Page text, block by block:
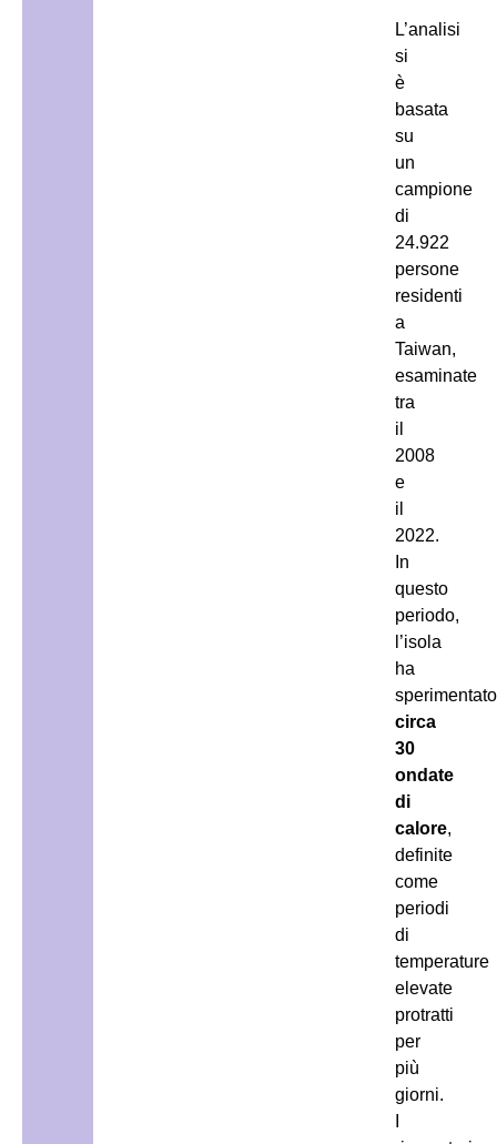
L’analisi
si
è
basata
su
un
campione
di
24.922
persone
residenti
a
Taiwan,
esaminate
tra
il
2008
e
il
2022.
In
questo
periodo,
l’isola
ha
sperimentato
circa
30
ondate
di
calore,
definite
come
periodi
di
temperature
elevate
protratti
per
più
giorni.